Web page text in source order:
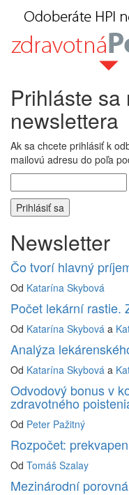
Prihláste sa
newslettera
Ak sa chcete prihlásiť k
mailovú adresu do poľa
Newsletter
Čo tvorí hlavný
Od Katarína Skybová
Počet lekární rastie.
Od Katarína Skybová a
Analýza
Od Katarína Skybová a
Odvodový bonus v
zdravotného
Od Peter Pažitný
Rozpočet:
Od Tomáš Szalay
Mezinárodní